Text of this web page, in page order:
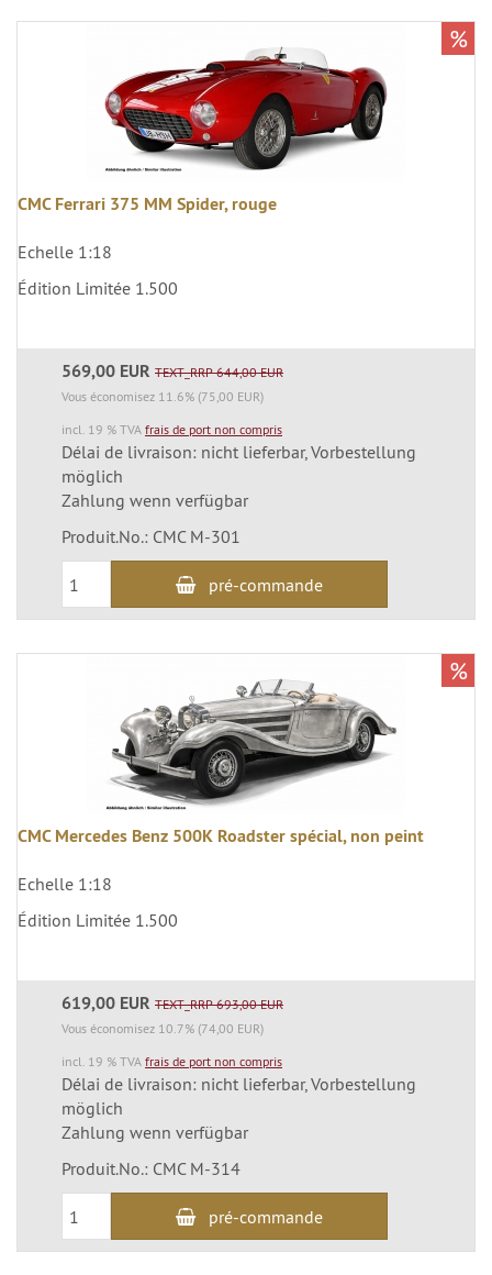
CMC Ferrari 375 MM Spider, rouge
Echelle 1:18
Édition Limitée 1.500
569,00 EUR TEXT_RRP 644,00 EUR
Vous économisez 11.6% (75,00 EUR)
incl. 19 % TVA frais de port non compris
Délai de livraison: nicht lieferbar, Vorbestellung
möglich
Zahlung wenn verfügbar
Produit.No.: CMC M-301
pré-commande
%
CMC Mercedes Benz 500K Roadster spécial, non peint
Echelle 1:18
Édition Limitée 1.500
619,00 EUR TEXT_RRP 693,00 EUR
Vous économisez 10.7% (74,00 EUR)
incl. 19 % TVA frais de port non compris
Délai de livraison: nicht lieferbar, Vorbestellung
möglich
Zahlung wenn verfügbar
Produit.No.: CMC M-314
pré-commande
%